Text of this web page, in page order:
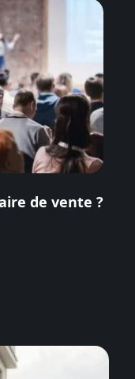
de vente ?